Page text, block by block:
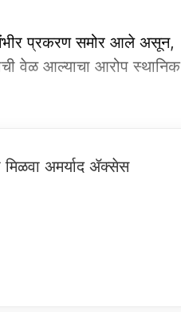
गंभीर प्रकरण समोर आले असून,
वेळ आल्याचा आरोप स्थानिक
अमर्याद ॲक्सेस